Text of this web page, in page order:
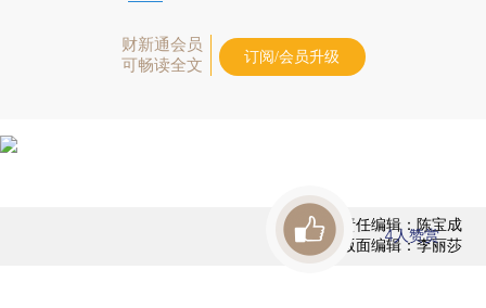
财新通会员
可畅读全文
订阅/会员升级
责任编辑：陈宝成
版面编辑：李丽莎
4人赞赏